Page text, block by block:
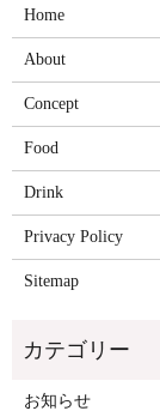
Home
About
Concept
Food
Drink
Privacy Policy
Sitemap
お知らせ